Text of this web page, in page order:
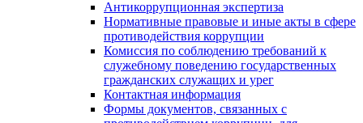
Антикоррупционная экспертиза
Нормативные правовые и иные акты в сфере
противодействия коррупции
Комиссия по соблюдению требований к
служебному поведению государственных
гражданских служащих и урег
Контактная информация
Формы документов, связанных с